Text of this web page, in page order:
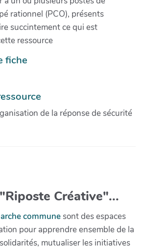
rationnel (PCO), présents
succintement ce qui est
ressource
fiche
de la réponse de sécurité
Créative"...
communesont des espaces
pour apprendre ensemble de la
mutualiser les initiatives